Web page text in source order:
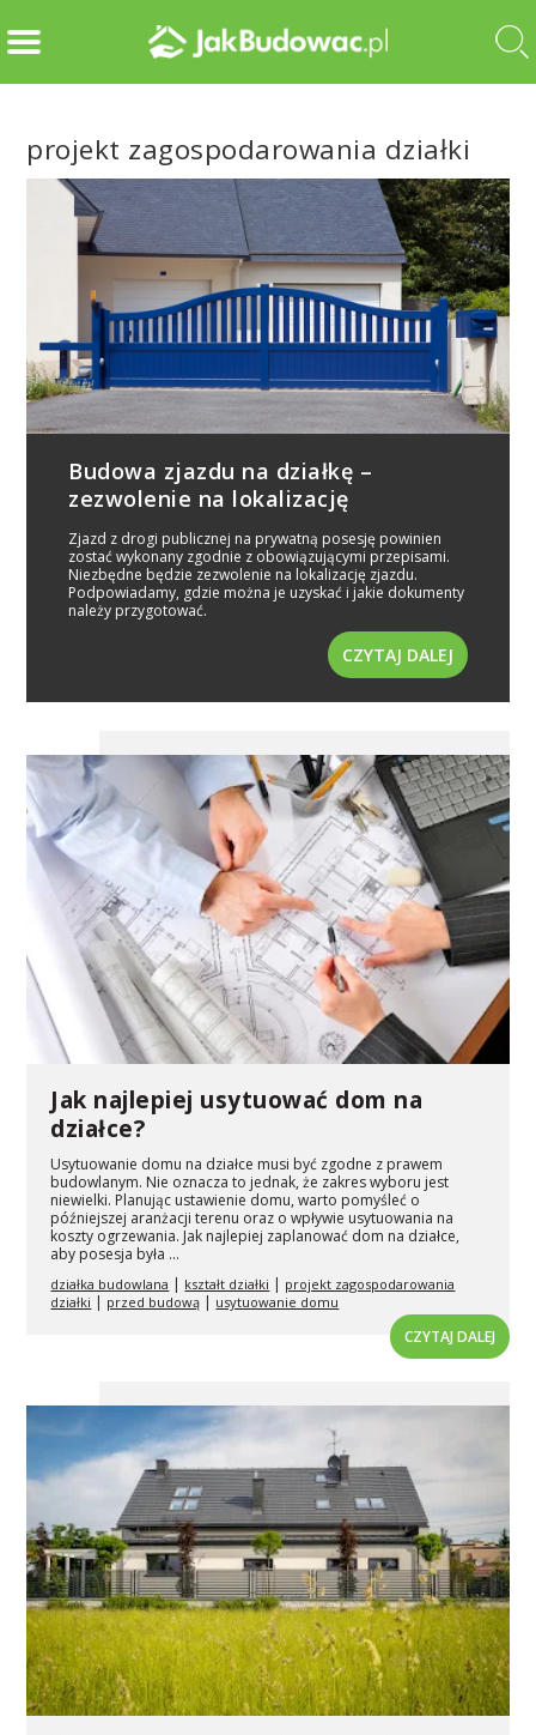
projekt zagospodarowania działki
Budowa zjazdu na działkę –
zezwolenie na lokalizację
Zjazd z drogi publicznej na prywatną posesję powinien
zostać wykonany zgodnie z obowiązującymi przepisami.
Niezbędne będzie zezwolenie na lokalizację zjazdu.
Podpowiadamy, gdzie można je uzyskać i jakie dokumenty
należy przygotować.
CZYTAJ DALEJ
Jak najlepiej usytuować dom na
działce?
Usytuowanie domu na działce musi być zgodne z prawem
budowlanym. Nie oznacza to jednak, że zakres wyboru jest
niewielki. Planując ustawienie domu, warto pomyśleć o
późniejszej aranżacji terenu oraz o wpływie usytuowania na
koszty ogrzewania. Jak najlepiej zaplanować dom na działce,
aby posesja była ...
działka budowlana kształt działki
projekt zagospodarowania
działki
przed budową usytuowanie domu
CZYTAJ DALEJ